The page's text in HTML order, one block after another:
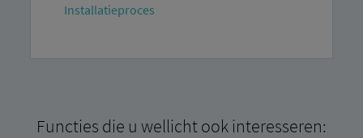
Installatieproces
Functies die u wellicht ook interesseren: